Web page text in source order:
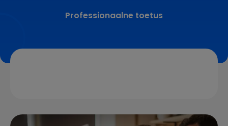
Professionaalne toetus